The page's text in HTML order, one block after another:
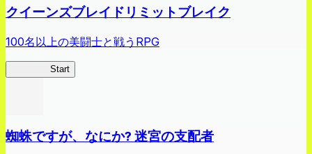
クイーンズブレイドリミットブレイク
100名以上の美闘士と戦うRPG
Start
蜘蛛ですが、なにか? 迷宮の支配者